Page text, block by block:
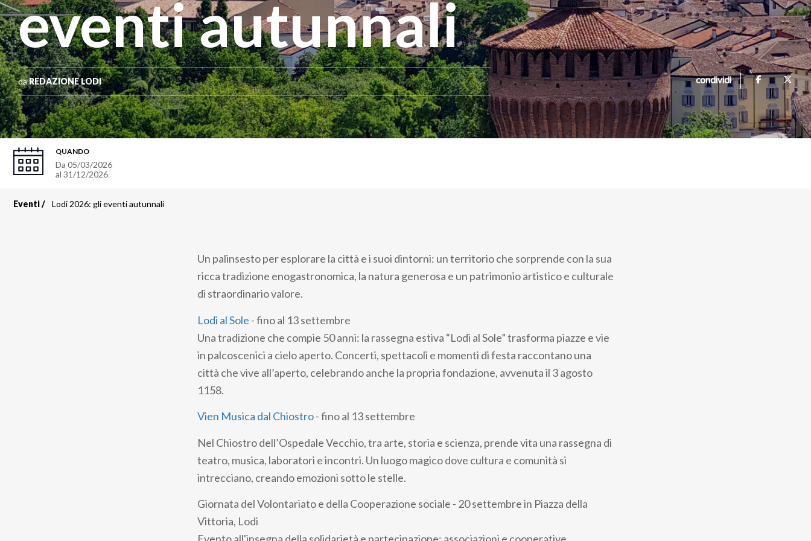
eventi autunnali
daREDAZIONE LODI condividi
QUANDO
Da 05/03/2026
al 31/12/2026
Eventi Lodi 2026: gli eventi autunnali
Un palinsesto per esplorare la città e i suoi dintorni: un territorio che sorprende con la sua
ricca tradizione enogastronomica, la natura generosa e un patrimonio artistico e culturale
di straordinario valore.
Lodi al Sole - fino al 13 settembre
Una tradizione che compie 50 anni: la rassegna estiva “Lodi al Sole” trasforma piazze e vie
in palcoscenici a cielo aperto. Concerti, spettacoli e momenti di festa raccontano una
città che vive all’aperto, celebrando anche la propria fondazione, avvenuta il 3 agosto
1158.
Vien Musica dal Chiostro- fino al 13 settembre
Nel Chiostro dell’Ospedale Vecchio, tra arte, storia e scienza, prende vita una rassegna di
teatro, musica, laboratori e incontri. Un luogo magico dove cultura e comunità si
intrecciano, creando emozioni sotto le stelle.
Giornata del Volontariato e della Cooperazione sociale - 20 settembre in Piazza della
Vittoria, Lodi